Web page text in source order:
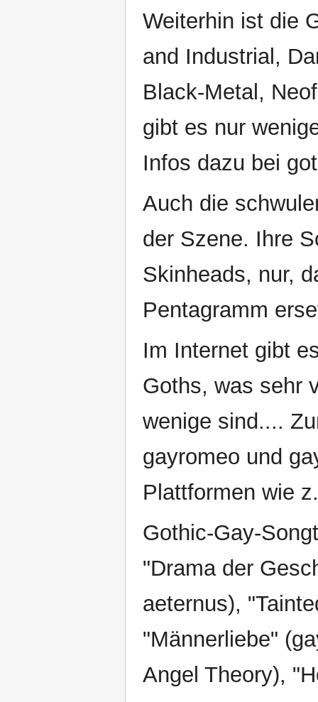
Weiterhin ist die
and Industrial,
Black-Metal,
gibt es nur
Infos dazu bei
Auch die
der Szene. Ihre
Skinheads, nur,
Pentagramm
Im Internet gibt
Goths, was sehr
wenige sind....
gayromeo und
Plattformen wie
Gothic-Gay-
"Drama der
aeternus),
"Männerliebe"
Angel Theory),